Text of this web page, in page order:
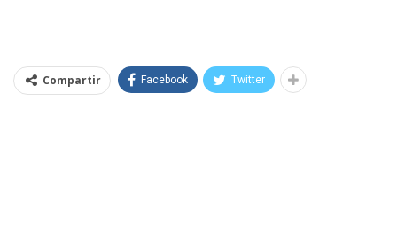
Compartir Facebook Twitter